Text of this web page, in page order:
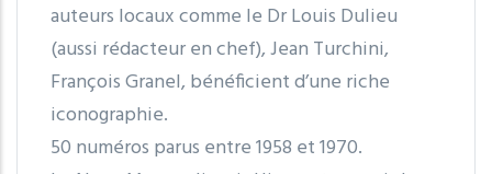
auteurs locaux comme le Dr Louis Dulieu
(aussi rédacteur en chef), Jean Turchini,
François Granel, bénéficient d’une riche
iconographie.
50 numéros parus entre 1958 et 1970.